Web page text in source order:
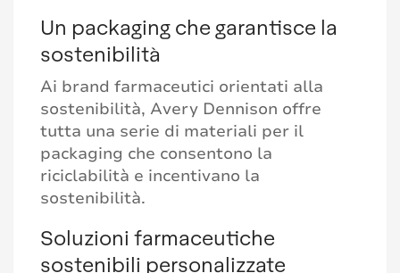
Un packaging che garantisce la
sostenibilità
Ai brand farmaceutici orientati alla
sostenibilità, Avery Dennison offre
tutta una serie di materiali per il
packaging che consentono la
riciclabilità e incentivano la
sostenibilità.
Soluzioni farmaceutiche
sostenibili personalizzate